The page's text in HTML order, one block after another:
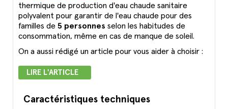
thermique de production d'eau chaude sanitaire
polyvalent pour garantir de l'eau chaude pour des
familles de 5 personnes selon les habitudes de
consommation, même en cas de manque de soleil.
On a aussi rédigé un article pour vous aider à choisir :
LIRE L'ARTICLE
Caractéristiques techniques